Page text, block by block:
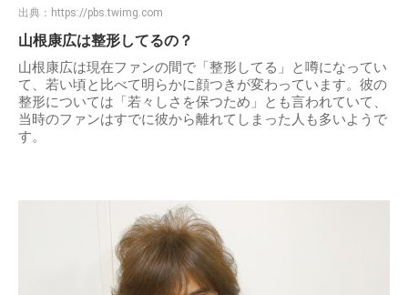
出典： https://pbs.twimg.com
山根康広は整形してるの？
山根康広は現在ファンの間で「整形してる」と噂になってい
て、若い頃と比べて明らかに顔つきが変わっています。彼の
整形については「若々しさを保つため」とも言われていて、
当時のファンはすでに彼から離れてしまった人も多いようで
す。